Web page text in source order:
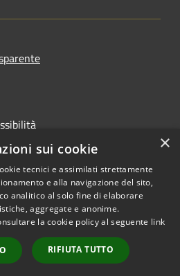
Copyright © 2026 • Comune di
Carloforte • Powered by
Municipium•Accesso
redazione
×
sui cookie
tecnici e assimilati strettamente
e alla navigazione del sito,
analitico al solo fine di elaborare
aggregate e anonime.
la cookie policy al seguente link
RIFIUTA TUTTO